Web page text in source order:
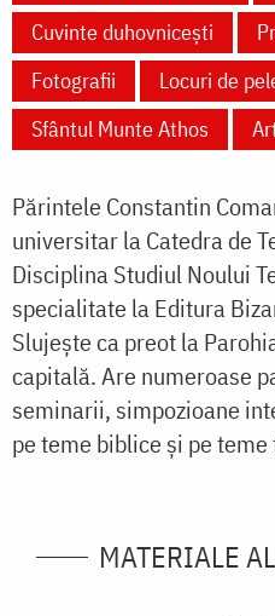
Cuvinte duhovnicești
Fotografii
Locuri de
Sfântul Munte Athos
Părintele Constantin
universitar la Catedra de
Disciplina Studiul Noului
specialitate la Editura
Slujeşte ca preot la
capitală. Are numeroase
seminarii, simpozioane
pe teme biblice şi pe
MATERIALE